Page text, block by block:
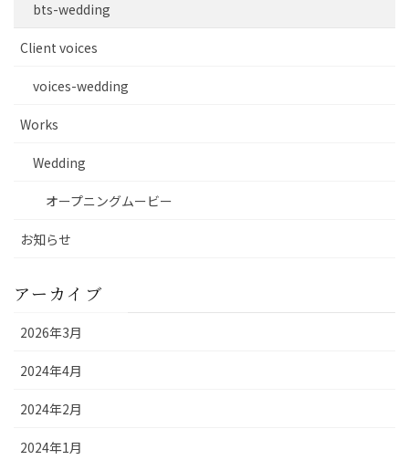
bts-wedding
Client voices
voices-wedding
Works
Wedding
オープニングムービー
お知らせ
アーカイブ
2026年3月
2024年4月
2024年2月
2024年1月